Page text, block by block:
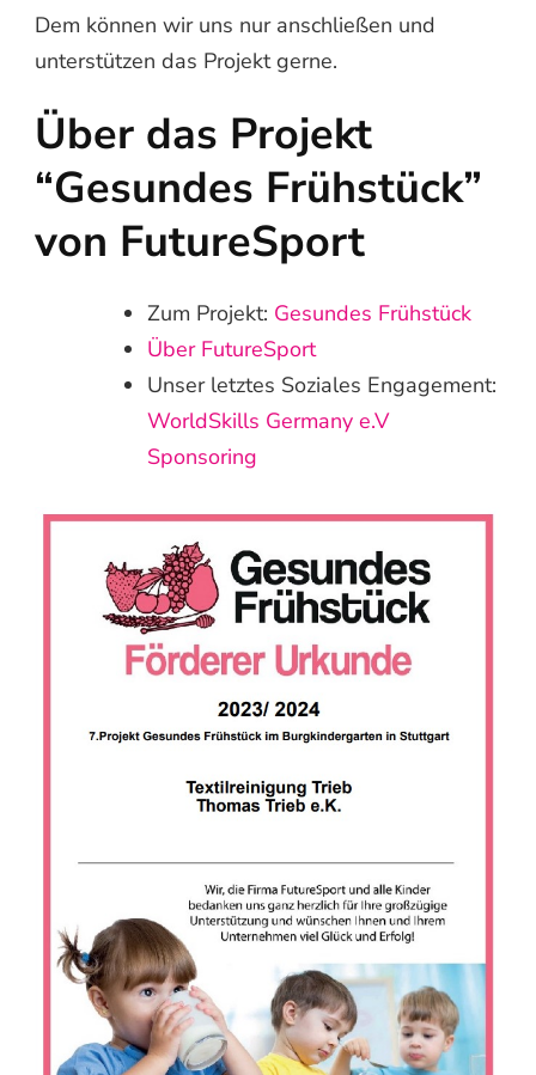
Dem können wir uns nur anschließen und
unterstützen das Projekt gerne.
Über das Projekt
“Gesundes Frühstück”
von FutureSport
Zum Projekt: Gesundes Frühstück
Über FutureSport
Unser letztes Soziales Engagement:
WorldSkills Germany e.V
Sponsoring